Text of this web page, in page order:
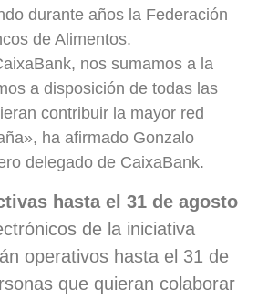
durante años la Federación
de Alimentos.
nos sumamos a la
a disposición de todas las
contribuir la mayor red
ha afirmado Gonzalo
delegado de CaixaBank.
hasta el 31 de agosto
de la iniciativa
operativos hasta el 31 de
que quieran colaborar